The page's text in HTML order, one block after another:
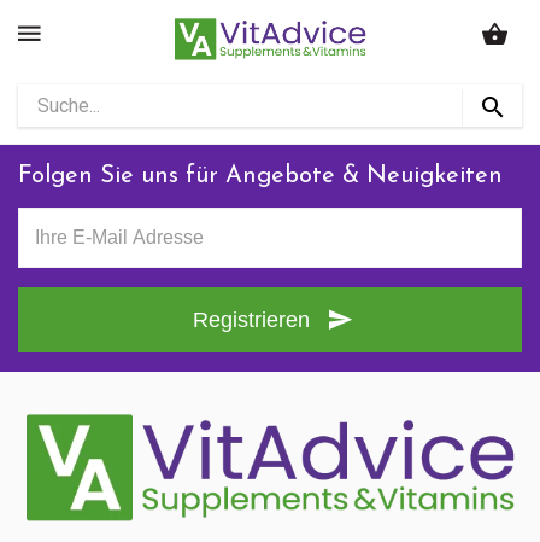
Folgen Sie uns für Angebote & Neuigkeiten
Registrieren